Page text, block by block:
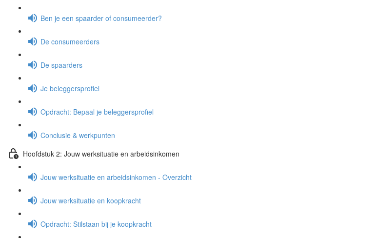
Ben je een spaarder of consumeerder?
De consumeerders
De spaarders
Je beleggersprofiel
Opdracht: Bepaal je beleggersprofiel
Conclusie & werkpunten
Hoofdstuk 2: Jouw werksituatie en arbeidsinkomen
Jouw werksituatie en arbeidsinkomen - Overzicht
Jouw werksituatie en koopkracht
Opdracht: Stilstaan bij je koopkracht